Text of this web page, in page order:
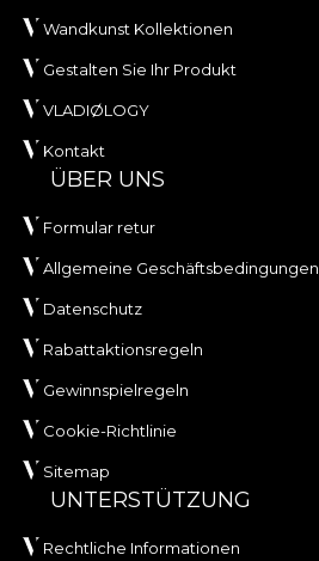
Wandkunst Kollektionen
Gestalten Sie Ihr Produkt
VLADIØLOGY
Kontakt
ÜBER UNS
Formular retur
Allgemeine Geschäftsbedingungen
Datenschutz
Rabattaktionsregeln
Gewinnspielregeln
Cookie-Richtlinie
Sitemap
UNTERSTÜTZUNG
Rechtliche Informationen